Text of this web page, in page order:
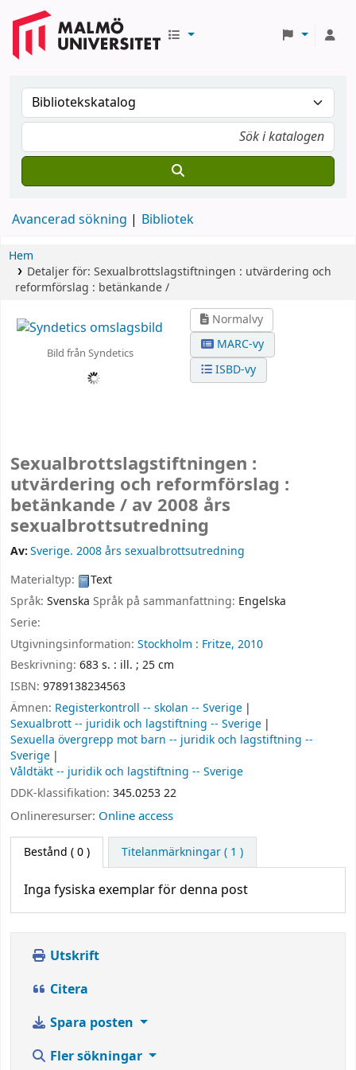
Avancerad sökning Bibliotek
Hem
Detaljer för: Sexualbrottslagstiftningen : utvärdering och
reformförslag : betänkande /
Bild från Syndetics
Normalvy
MARC-vy
ISBD-vy
Sexualbrottslagstiftningen :
utvärdering och reformförslag :
betänkande / av 2008 års
sexualbrottsutredning
Av:Sverige. 2008 års sexualbrottsutredning
Materialtyp:
Text
Språk: Svenska Språk på sammanfattning: Engelska
Serie:
Utgivningsinformation: Stockholm : Fritze, 2010
Beskrivning: 683 s. : ill. ; 25 cm
ISBN: 9789138234563
Ämnen: Registerkontroll -- skolan -- Sverige
Sexualbrott -- juridik och lagstiftning -- Sverige
Sexuella övergrepp mot barn -- juridik och lagstiftning --
Sverige
Våldtäkt -- juridik och lagstiftning -- Sverige
DDK-klassifikation: 345.0253 22
Onlineresurser: Online access
Bestånd ( 0 ) Titelanmärkningar ( 1 )
Inga fysiska exemplar för denna post
Utskrift
Citera
Spara posten
Fler sökningar